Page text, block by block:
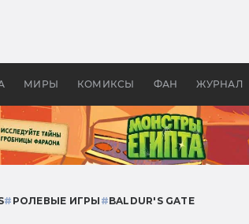
МИРЫ КОМИКСЫ ФАН ЖУРНАЛ
колец»
Древней
# РОЛЕВЫЕ ИГРЫ #BALDUR'S GATE